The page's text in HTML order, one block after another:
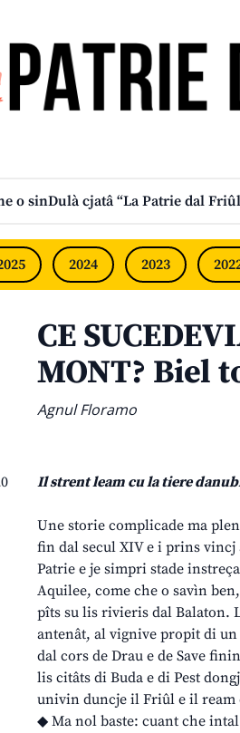
o sinDulà cjatâ “La Patrie dal
2024 2023
CE
MONT? Biel
Agnul Floramo
Il strent leam cu la tiere
Une storie complicade ma
fin dal secul XIV e i prins vincj
Patrie e je simpri stade
Aquilee, come che o savìn
pîts su lis rivieris dal Balaton.
antenât, al vignive propit di un
dal cors de Drau e de Save
lis citâts di Buda e di Pest
univin duncje il Friûl e il ream
◆ Ma nol baste: cuant che